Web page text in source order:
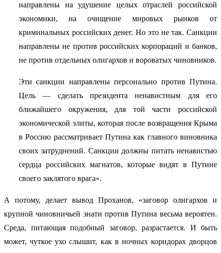
направлены на удушение целых отраслей российской
экономики, на очищение мировых рынков от
криминальных российских денег. Но это не так. Санкции
направлены не против российских корпораций и банков,
не против отдельных олигархов и вороватых чиновников.
Эти санкции направлены персонально против Путина.
Цель — сделать президента ненавистным для его
ближайшего окружения, для той части российской
экономической элиты, которая после возвращения Крыма
в Россию рассматривает Путина как главного виновника
своих затруднений. Санкции должны питать ненавистью
сердца российских магнатов, которые видят в Путине
своего заклятого врага».
А потому, делает вывод Проханов, «заговор олигархов и
крупной чиновничьей знати против Путина весьма вероятен.
Среда, питающая подобный заговор, разрастается. И быть
может, чуткое ухо слышит, как в ночных коридорах дворцов